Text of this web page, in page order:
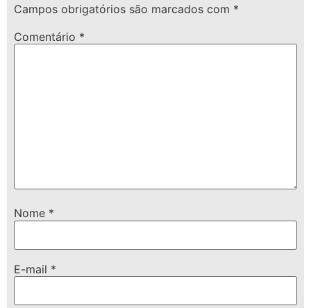
Campos obrigatórios são marcados com *
Comentário *
Nome *
E-mail *